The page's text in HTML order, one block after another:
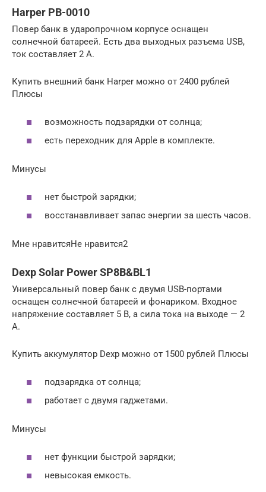
Harper PB-0010
Повер банк в ударопрочном корпусе оснащен
солнечной батареей. Есть два выходных разъема USB,
ток составляет 2 А.
Купить внешний банк Harper можно от 2400 рублей
Плюсы
возможность подзарядки от солнца;
есть переходник для Apple в комплекте.
Минусы
нет быстрой зарядки;
восстанавливает запас энергии за шесть часов.
Мне нравитсяНе нравится2
Dexp Solar Power SP8B&BL1
Универсальный повер банк с двумя USB-портами
оснащен солнечной батареей и фонариком. Входное
напряжение составляет 5 В, а сила тока на выходе — 2
А.
Купить аккумулятор Dexp можно от 1500 рублей Плюсы
подзарядка от солнца;
работает с двумя гаджетами.
Минусы
нет функции быстрой зарядки;
невысокая емкость.